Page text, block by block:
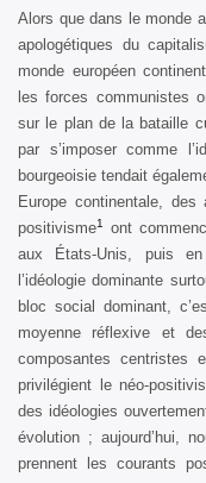
Alors que dans le monde
apologétiques du
monde européen
les forces communistes
sur le plan de la bataille
par s’imposer comme
bourgeoisie tendait
Europe continentale,
positivisme1
ont
aux États-Unis, puis
l’idéologie dominante
bloc social dominant,
moyenne réflexive et
composantes centristes
privilégient le néo-
des idéologies
évolution ; aujourd’hui,
prennent les courants